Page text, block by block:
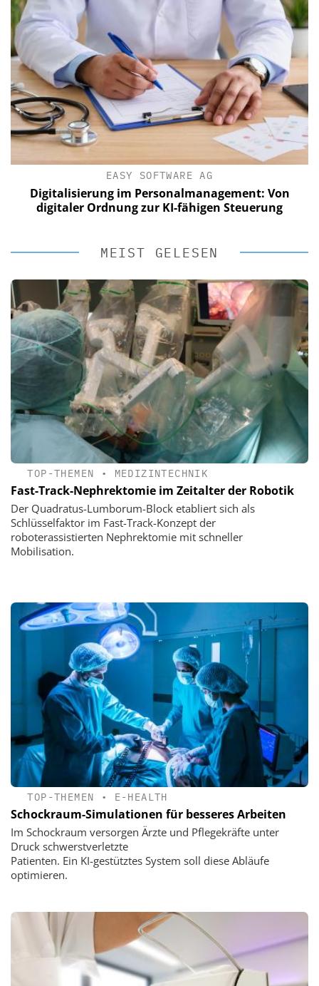
EASY SOFTWARE AG
Digitalisierung im Personalmanagement: Von
digitaler Ordnung zur KI-fähigen Steuerung
MEIST GELESEN
TOP-THEMEN • MEDIZINTECHNIK
Fast-Track-Nephrektomie im Zeitalter der Robotik
Der Quadratus-Lumborum-Block etabliert sich als
Schlüsselfaktor im Fast-Track-Konzept der
roboterassistierten Nephrektomie mit schneller
Mobilisation.
TOP-THEMEN • E-HEALTH
Schockraum-Simulationen für besseres Arbeiten
Im Schockraum versorgen Ärzte und Pflegekräfte unter
Druck schwerstverletzte
Patienten. Ein KI-gestütztes System soll diese Abläufe
optimieren.